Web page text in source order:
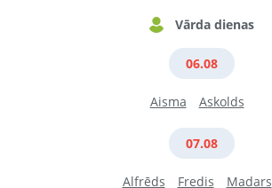
Vārda dienas
06.08
Aisma Askolds
07.08
Alfrēds Fredis Madars